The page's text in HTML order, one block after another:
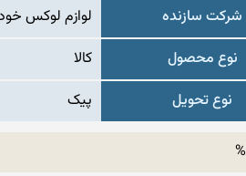
شرکت سازنده
لوازم لوکس
نوع محصول
کالا
نوع تحویل
پیک